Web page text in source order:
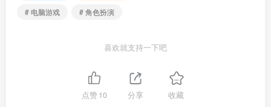
# 电脑游戏
# 角色扮演
喜欢就支持一下吧
点赞10 分享 收藏